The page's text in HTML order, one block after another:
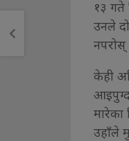
१३ गते
उनले
नपरोस्
केही
मारेका
उहाँले